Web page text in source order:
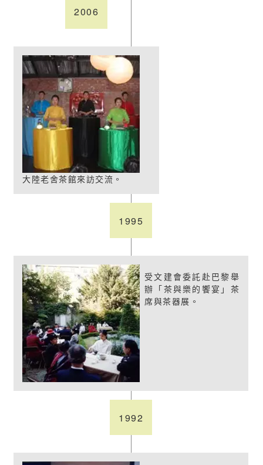
2006
大陸老舍茶館來訪交流。
1995
受文建會委託赴巴黎舉
辦「茶與樂的饗宴」茶
席與茶器展。
1992